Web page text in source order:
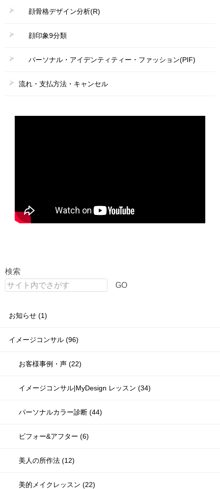
顔骨格デザイン分析(R)
顔印象9分類
パーソナル・アイデンティティー・ファッション(PIF)
流れ・支払方法・キャンセル
検索
GO
お知らせ (1)
イメージコンサル (96)
お客様事例・声 (22)
イメージコンサル|MyDesign レッスン (34)
パーソナルカラー診断 (44)
ビフォー&アフター (6)
美人の所作法 (12)
美的メイクレッスン (22)